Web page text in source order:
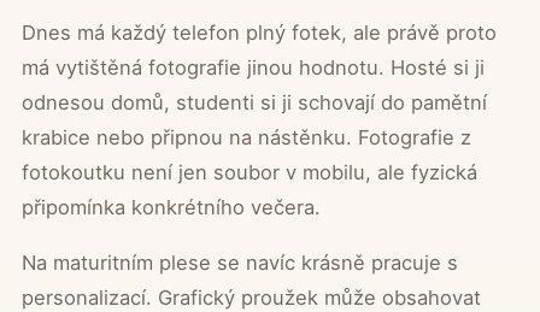
Dnes má každý telefon plný fotek, ale právě proto
má vytištěná fotografie jinou hodnotu. Hosté si ji
odnesou domů, studenti si ji schovají do pamětní
krabice nebo připnou na nástěnku. Fotografie z
fotokoutku není jen soubor v mobilu, ale fyzická
připomínka konkrétního večera.
Na maturitním plese se navíc krásně pracuje s
personalizací. Grafický proužek může obsahovat